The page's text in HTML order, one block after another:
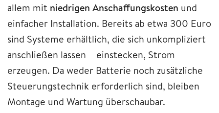
allem mit niedrigen Anschaffungskosten und
einfacher Installation. Bereits ab etwa 300 Euro
sind Systeme erhältlich, die sich unkompliziert
anschließen lassen – einstecken, Strom
erzeugen. Da weder Batterie noch zusätzliche
Steuerungstechnik erforderlich sind, bleiben
Montage und Wartung überschaubar.